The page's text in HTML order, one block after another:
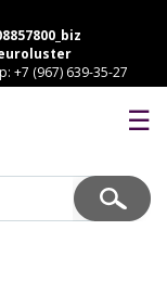
+7 (967) 639-35-27
☰